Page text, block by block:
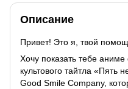
Описание
Привет! Это я, твой
Хочу показать тебе
культового тайтла «Пять
Good Smile Company,